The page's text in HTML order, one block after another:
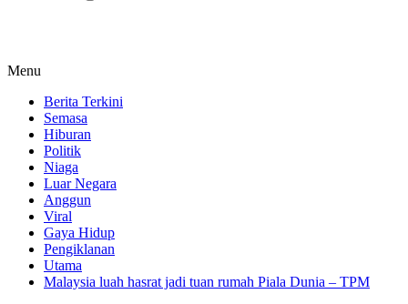
Menu
Berita Terkini
Semasa
Hiburan
Politik
Niaga
Luar Negara
Anggun
Viral
Gaya Hidup
Pengiklanan
Utama
Malaysia luah hasrat jadi tuan rumah Piala Dunia – TPM